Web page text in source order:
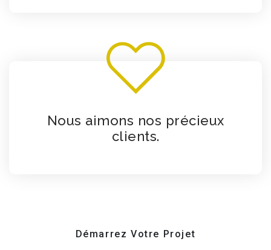
Nous aimons nos précieux
clients.
Démarrez Votre Projet